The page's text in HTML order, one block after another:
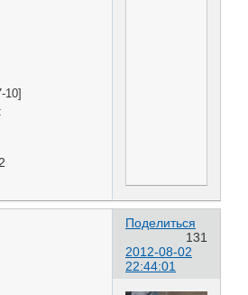
10]
Поделиться
131
2012-08-02
22:44:01